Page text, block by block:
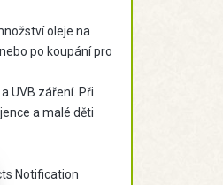
oleje na
po koupání pro
UVB záření. Při
a malé děti
Notification